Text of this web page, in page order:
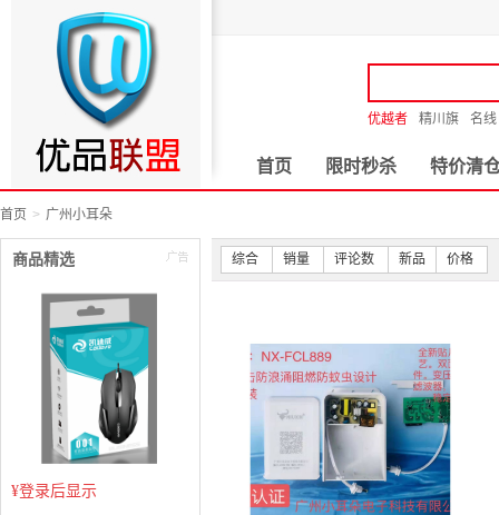
优越者 精川旗 名线
首页 限时秒杀 特价清
首页 广州小耳朵
商品精选
¥登录后显示
综合 销量 评论数 新品 价格